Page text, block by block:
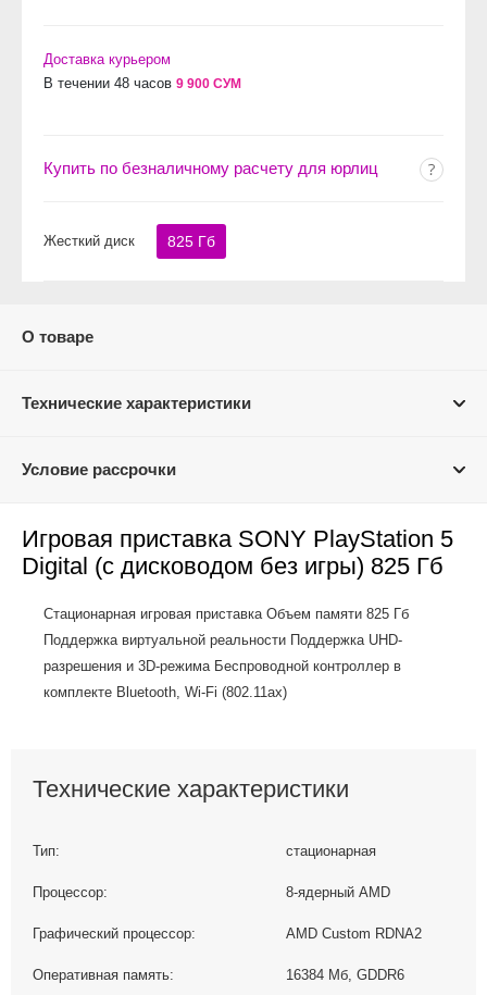
Доставка курьером
В течении 48 часов 9 900 СУМ
Купить по безналичному расчету для юрлиц
Жесткий диск 825 Гб
О товаре
Технические характеристики
Условие рассрочки
Игровая приставка SONY PlayStation 5
Digital (с дисководом без игры) 825 Гб
Стационарная игровая приставка Объем памяти 825 Гб
Поддержка виртуальной реальности Поддержка UHD-
разрешения и 3D-режима Беспроводной контроллер в
комплекте Bluetooth, Wi-Fi (802.11ax)
Технические характеристики
Тип: стационарная
Процессор: 8-ядерный AMD
Графический процессор: AMD Custom RDNA2
Оперативная память: 16384 Мб, GDDR6